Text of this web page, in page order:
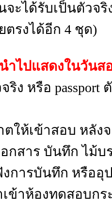
รับเป็นตัวจริง
ตรงได้อีก 4 ชุด)
ำไปแสดงในวันส
ง หรือ
ให้เข้าสอบ หลัง
กสาร บันทึก ไม้บ
การบันทึก หรืออุ
ข้าห้องทดสอบก